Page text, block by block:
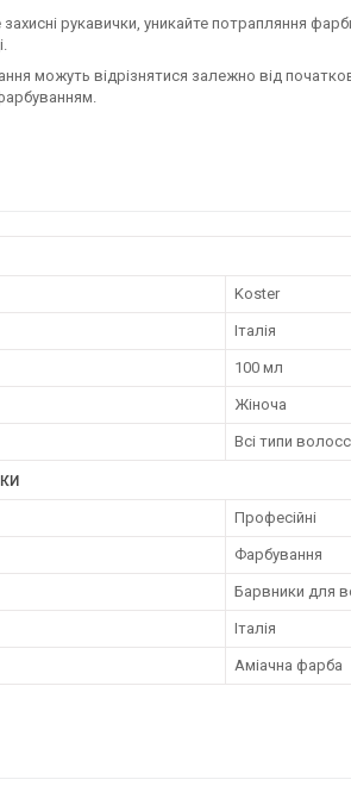
рукавички, уникайте потрапляння
можуть відрізнятися залежно від
Koster
Італія
100 мл
Жіноча
Всі типи
Професійні
Фарбування
Барвники для
Італія
Аміачна фарба